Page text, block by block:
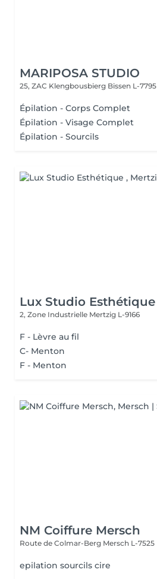
MARIPOSA STUDIO
25, ZAC Klengbousbierg Bissen L-7795
Épilation - Corps Complet
Épilation - Visage Complet
Épilation - Sourcils
Lux Studio Esthétique
2, Zone Industrielle Mertzig L-9166
F - Lèvre au fil
C- Menton
F - Menton
NM Coiffure Mersch
Route de Colmar-Berg Mersch L-7525
epilation sourcils cire